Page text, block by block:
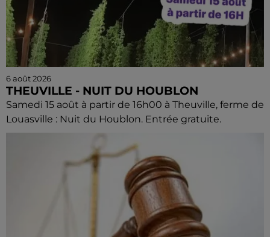
6 août 2026
THEUVILLE - NUIT DU HOUBLON
Samedi 15 août à partir de 16h00 à Theuville, ferme de
Louasville : Nuit du Houblon. Entrée gratuite.